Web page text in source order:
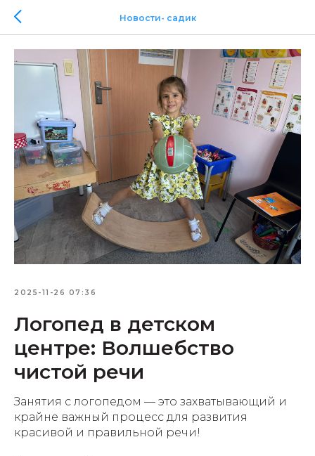
Новости- садик
2025-11-26 07:36
Логопед в детском
центре: Волшебство
чистой речи
Занятия с логопедом — это захватывающий и
крайне важный процесс для развития
красивой и правильной речи!